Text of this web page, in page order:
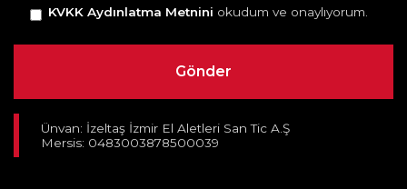
KVKK Aydınlatma Metnini okudum ve onaylıyorum.
Ünvan: İzeltaş İzmir El Aletleri San Tic A.Ş
Mersis: 0483003878500039